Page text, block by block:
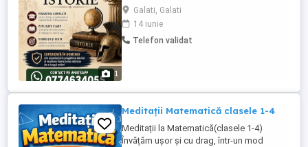
1
potrivite și un plan clar de învățare! Ofer
pregătire completă pentru examenul de
Bacalaureat la disciplina Istorie: lecții
explicate clar și pe înțelesul tuturor
Galati, Galati
14 iunie
Telefon validat
Meditații Matematică clasele 1-4
Meditații la Matematică(clasele 1-4)
Învățăm ușor și cu drag, într-un mod